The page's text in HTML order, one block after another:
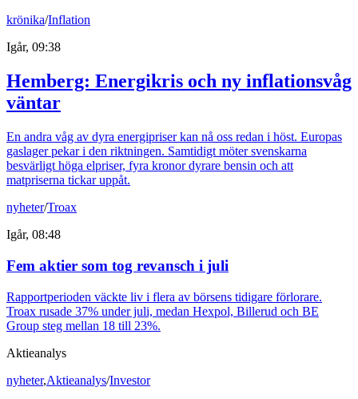
krönika/Inflation
Igår, 09:38
Hemberg: Energikris och ny inflationsvåg
väntar
En andra våg av dyra energipriser kan nå oss redan i höst. Europas
gaslager pekar i den riktningen. Samtidigt möter svenskarna
besvärligt höga elpriser, fyra kronor dyrare bensin och att
matpriserna tickar uppåt.
nyheter/Troax
Igår, 08:48
Fem aktier som tog revansch i juli
Rapportperioden väckte liv i flera av börsens tidigare förlorare.
Troax rusade 37% under juli, medan Hexpol, Billerud och BE
Group steg mellan 18 till 23%.
Aktieanalys
nyheter,Aktieanalys/Investor